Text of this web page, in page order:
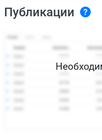
Публикации